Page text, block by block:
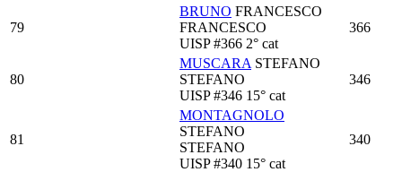
79
BRUNO FRANCESCO
FRANCESCO
UISP #366 2° cat
366
80
MUSCARA STEFANO
STEFANO
UISP #346 15° cat
346
81
MONTAGNOLO
STEFANO
STEFANO
UISP #340 15° cat
340